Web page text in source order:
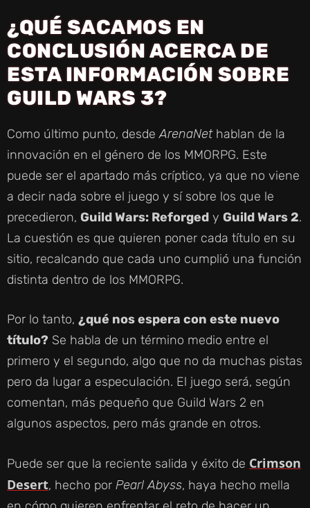
¿QUÉ SACAMOS EN
CONCLUSIÓN ACERCA DE
ESTA INFORMACIÓN SOBRE
GUILD WARS 3?
Como último punto, desdeArenaNethablan de la
innovación en el género de los MMORPG. Este
puede ser el apartado más críptico, ya que no viene
a decir nada sobre el juego y sí sobre los que le
precedieron, Guild Wars: Reforged y Guild Wars 2.
La cuestión es que quieren poner cada título en su
sitio, recalcando que cada uno cumplió una función
distinta dentro de los MMORPG.
Por lo tanto, ¿qué nos espera con este nuevo
título? Se habla de un término medio entre el
primero y el segundo, algo que no da muchas pistas
pero da lugar a especulación. El juego será, según
comentan, más pequeño que Guild Wars 2 en
algunos aspectos, pero más grande en otros.
Puede ser que la reciente salida y éxito de Crimson
Desert, hecho por Pearl Abyss, haya hecho mella